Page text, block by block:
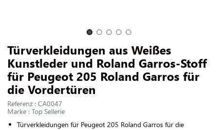
Türverkleidungen aus Weißes
Kunstleder und Roland Garros-Stoff
für Peugeot 205 Roland Garros für
die Vordertüren
Referenz : CA0047
Marke : Top Sellerie
Türverkleidungen für Peugeot 205 Roland Garros für die